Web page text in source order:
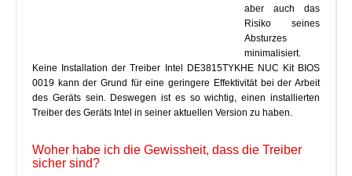
aber auch das
Risiko seines
Absturzes
minimalisiert.
Keine Installation der Treiber Intel DE3815TYKHE NUC Kit BIOS
0019 kann der Grund für eine geringere Effektivität bei der Arbeit
des Geräts sein. Deswegen ist es so wichtig, einen installierten
Treiber des Geräts Intel in seiner aktuellen Version zu haben.
Woher habe ich die Gewissheit, dass die Treiber
sicher sind?